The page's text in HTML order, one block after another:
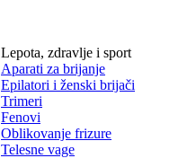
Lepota, zdravlje i sport
Aparati za brijanje
Epilatori i ženski brijači
Trimeri
Fenovi
Oblikovanje frizure
Telesne vage